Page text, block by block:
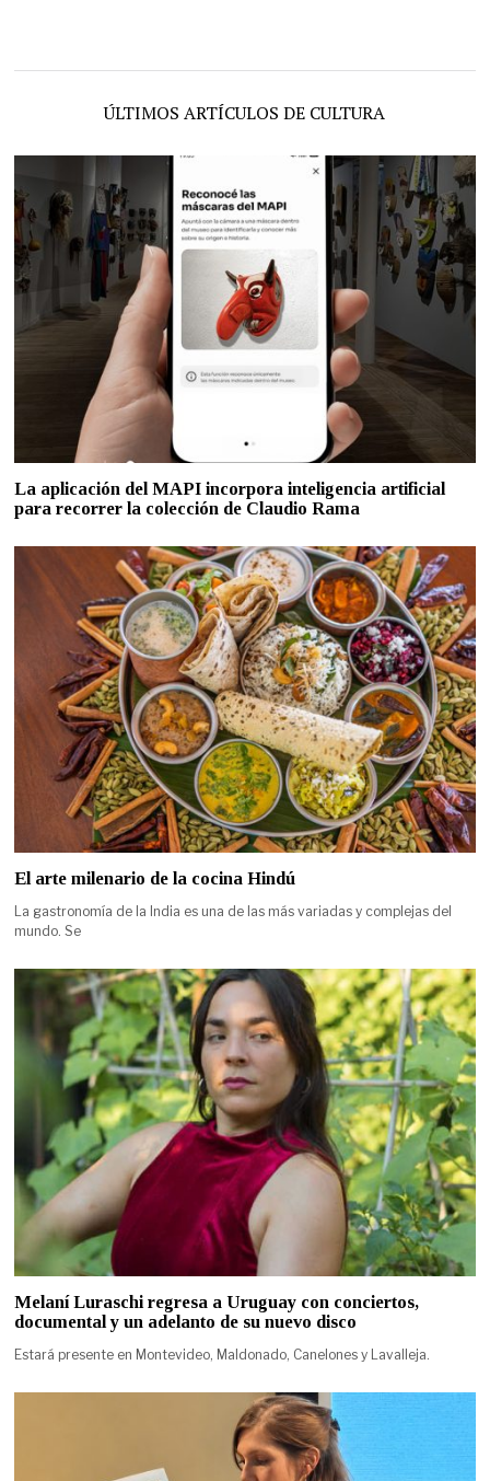
ÚLTIMOS ARTÍCULOS DE CULTURA
La aplicación del MAPI incorpora inteligencia artificial
para recorrer la colección de Claudio Rama
El arte milenario de la cocina Hindú
La gastronomía de la India es una de las más variadas y complejas del
mundo. Se
Melaní Luraschi regresa a Uruguay con conciertos,
documental y un adelanto de su nuevo disco
Estará presente en Montevideo, Maldonado, Canelones y Lavalleja.